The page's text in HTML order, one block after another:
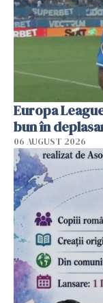
Europa
bun în
06 AUGUST 2026